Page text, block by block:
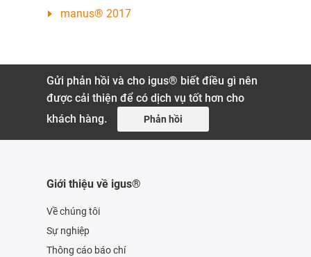
manus® 2017
Gửi phản hồi và cho igus® biết điều gì nên
được cải thiện để có dịch vụ tốt hơn cho
khách hàng.
Phản hồi
Giới thiệu về igus®
Về chúng tôi
Sự nghiệp
Thông cáo báo chí